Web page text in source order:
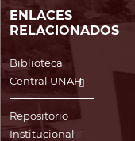
ENLACES
RELACIONADOS
Biblioteca
Central UNAH
Repositorio
Institucional